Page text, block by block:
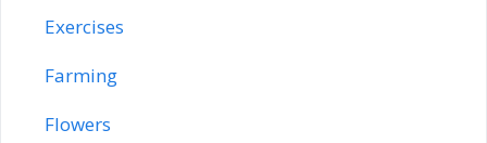
Exercises
Farming
Flowers